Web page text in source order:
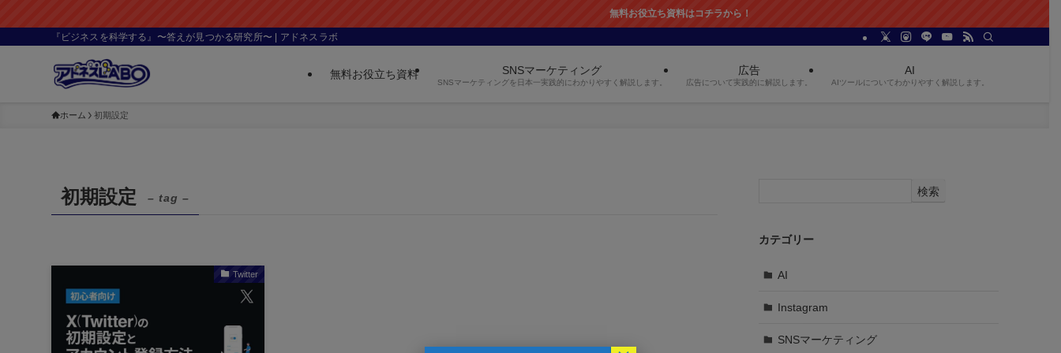
無料お役立ち資料はコチラから！
『ビジネスを科学する』〜答えが見つかる研究所〜 | アドネスラボ
無料お役立ち資料 SNSマーケティング
SNSマーケティングを日本一実践的にわかりやすく解説します。
広告
広告について実践的に解説します。
AI
AIツールについてわかりやすく解説します。
ホーム 初期設定
初期設定 – tag –
Twitter
検索
カテゴリー
AI
Instagram
SNSマーケティング